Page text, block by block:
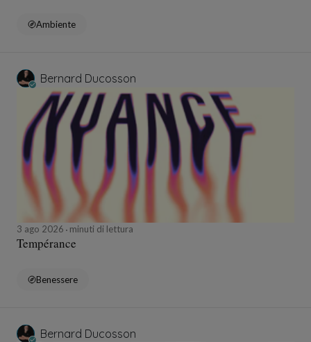
Ambiente
Bernard Ducosson
3 ago 2026 minuti di lettura
Tempérance
Benessere
Bernard Ducosson